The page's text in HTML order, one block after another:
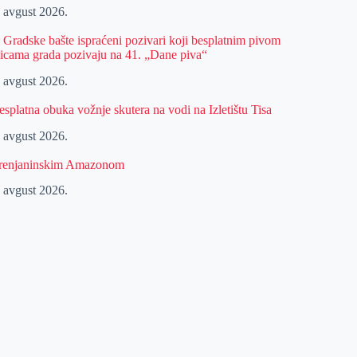
avgust 2026.
Gradske bašte ispraćeni pozivari koji besplatnim pivom
grada pozivaju na 41. „Dane piva“
avgust 2026.
obuka vožnje skutera na vodi na Izletištu Tisa
avgust 2026.
Amazonom
avgust 2026.